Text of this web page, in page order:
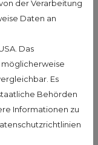
über
Tag
der Verarbeitung
Daten an
Das
möglicherweise
Es
Behörden
Informationen zu